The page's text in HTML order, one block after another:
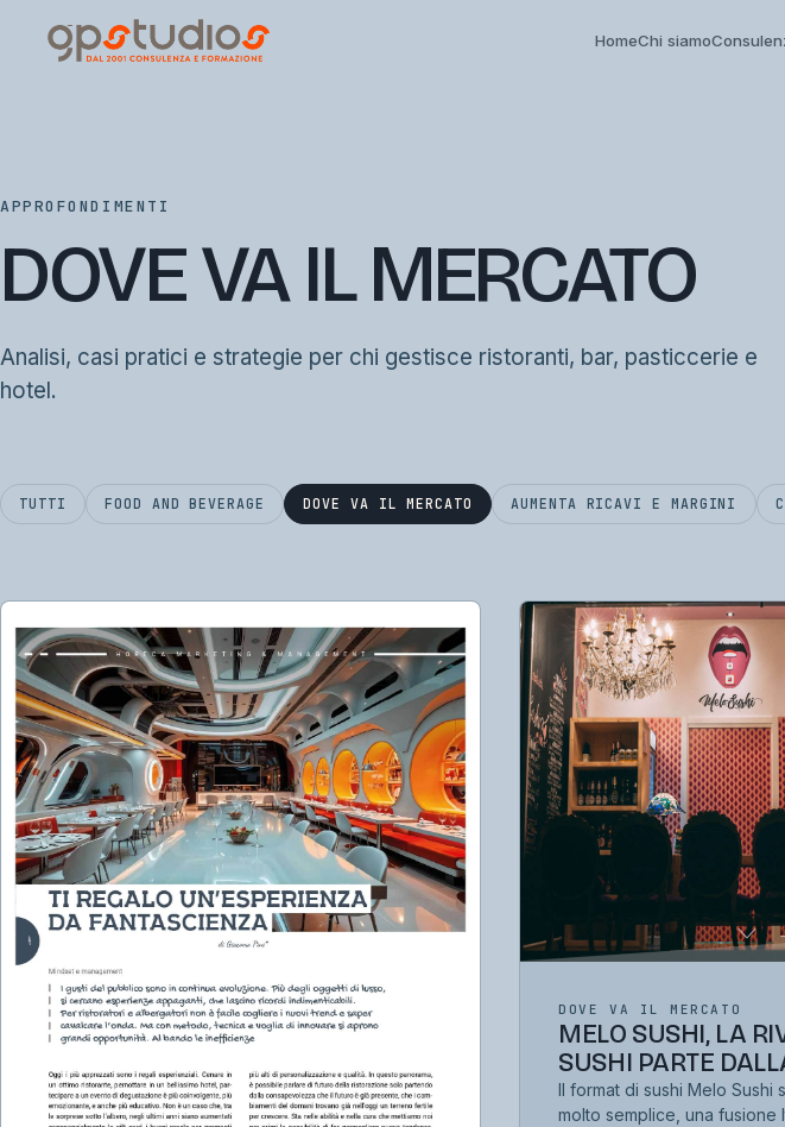
HomeChi siamo
APPROFONDIMENTI
DOVE VA IL MERCATO
Analisi, casi pratici e strategie per chi gestisce ristoranti, bar, pasticcerie e
hotel.
TUTTI FOOD AND BEVERAGE DOVE VA IL MERCATO AUMENTA RICAVI E MARGINI
DOVE VA IL MERCATO
MELO SUSHI, LA
SUSHI PARTE
Il format di sushi Melo Sushi
molto semplice, una fusione